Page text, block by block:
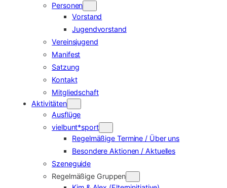
Personen
Vorstand
Jugendvorstand
Vereinsjugend
Manifest
Satzung
Kontakt
Mitgliedschaft
Aktivitäten
Ausflüge
vielbunt*sport
Regelmäßige Termine / Über uns
Besondere Aktionen / Aktuelles
Szeneguide
Regelmäßige Gruppen